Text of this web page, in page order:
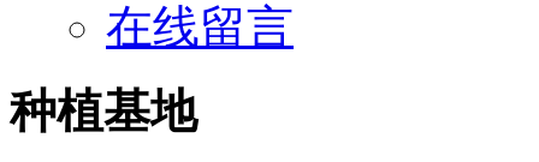
在线留言
种植基地